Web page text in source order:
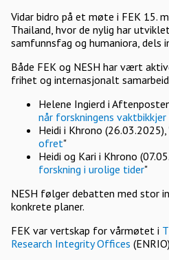
Vidar bidro på et møte i FEK 15.
Thailand, hvor de nylig har
samfunnsfag og humaniora, dels
Både FEK og NESH har vært
frihet og internasjonalt
Helene Ingierd i
når forskningens
Heidi i Khrono (26.03.2025),
ofret"
Heidi og Kari i Khrono
forskning i urolige tider"
NESH følger debatten med stor
konkrete planer.
FEK var vertskap for vårmøtet i
Research Integrity Offices